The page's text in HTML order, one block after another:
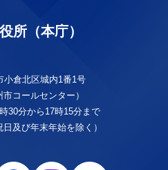
所（本庁）
倉北区城内1番1号
コールセンター）
30分から17時15分まで
日及び年末年始を除く）